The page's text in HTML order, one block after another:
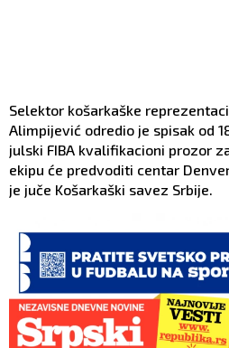
Selektor košarkaške
Alimpijević odredio je spisak od
julski FIBA kvalifikacioni prozor
ekipu će predvoditi centar
je juče Košarkaški savez Srbije.